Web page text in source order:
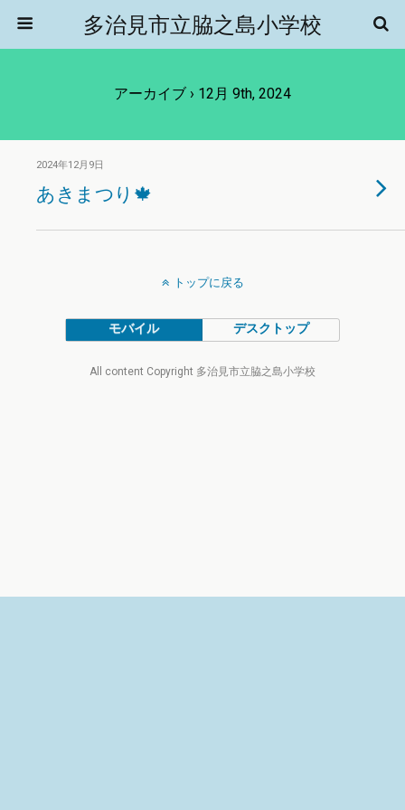
多治見市立脇之島小学校
アーカイブ › 12月 9th, 2024
2024年12月9日
あきまつり🍁
トップに戻る
モバイル デスクトップ
All content Copyright 多治見市立脇之島小学校